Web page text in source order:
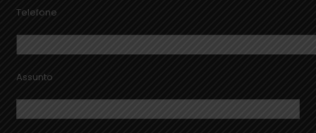
Telefone
Assunto